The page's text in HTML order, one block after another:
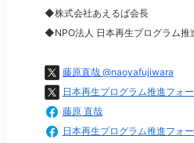
◆株式会社あえるば会長
◆NPO法人 日本再生プログラム推
藤原直哉 @naoyafujiwara
日本再生プログラム推進フォ
藤原 直哉
日本再生プログラム推進フォ